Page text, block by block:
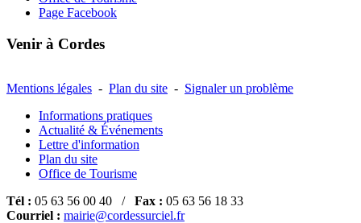
Page Facebook
Venir à Cordes
Mentions légales - Plan du site - Signaler un problème
Informations pratiques
Actualité & Événements
Lettre d'information
Plan du site
Office de Tourisme
Tél : 05 63 56 00 40 / Fax : 05 63 56 18 33
Courriel : mairie@cordessurciel.fr